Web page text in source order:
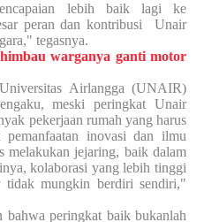
lebih baik lagi ke
peran dan kontribusi
Unair
tegasnya.
warganya ganti motor
Airlangga (UNAIR)
meski peringkat Unair
pekerjaan rumah yang harus
pemanfaatan inovasi dan ilmu
melakukan jejaring, baik dalam
kolaborasi yang lebih tinggi
tidak mungkin berdiri sendiri,"
bahwa peringkat baik bukanlah